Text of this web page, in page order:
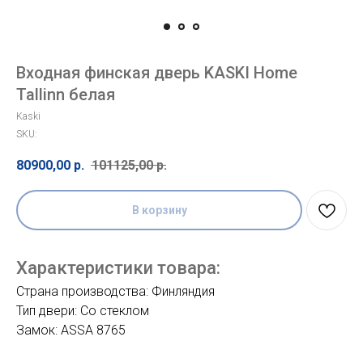
Входная финская дверь KASKI Home
Tallinn белая
Kaski
SKU:
80900,00 р. 101125,00 р.
В корзину
Характеристики товара:
Страна производства: Финляндия
Тип двери: Со стеклом
Замок: ASSA 8765